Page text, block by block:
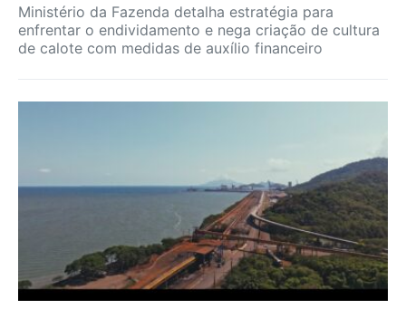
Ministério da Fazenda detalha estratégia para
enfrentar o endividamento e nega criação de cultura
de calote com medidas de auxílio financeiro